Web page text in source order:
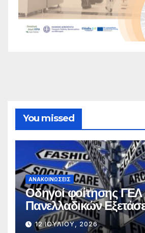
You missed
ΑΝΑΚΟΙΝΏΣΕΙΣ
Οδηγοί φοίτησης
Πανελλαδικών
Σπουδών
12 ΙΟΥΛΊΟΥ, 2026